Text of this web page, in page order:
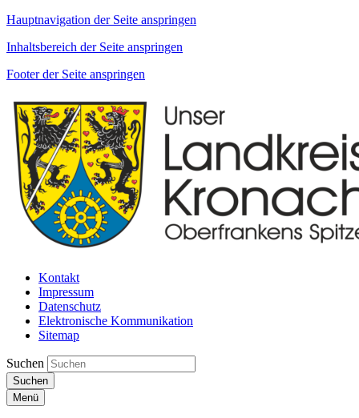
Hauptnavigation der Seite anspringen
Inhaltsbereich der Seite anspringen
Footer der Seite anspringen
Kontakt
Impressum
Datenschutz
Elektronische Kommunikation
Sitemap
Suchen
Suchen
Menü